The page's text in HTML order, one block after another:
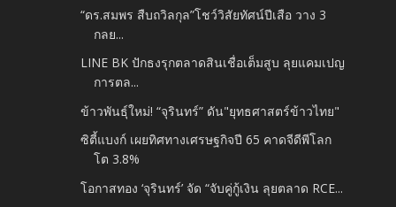
“ดร.สมพร สืบถวิลกุล”โชว์วิสัยทัศน์ปีเสือ วาง 3
กลย...
LINE BK ปักธงรุกตลาดสินเชื่อเต็มสูบ ลุยแคมเปญ
การตล...
ข้าวพันธุ์ใหม่! “จุรินทร์” ดัน"ยุทธศาสตร์ข้าวไทย"
ซิตี้แบงก์ เผยทิศทางเศรษฐกิจปี 65 คาดจีดีพีโลก
โต 3.8%
โอกาสทอง ‘จุรินทร์’ จัด “จับคู่กู้เงิน ลุยตลาด RCE...